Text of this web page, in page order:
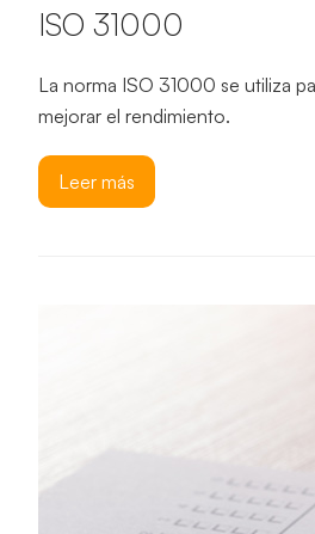
ISO 31000
La norma ISO 31000 se utiliza
mejorar el rendimiento.
Leer más